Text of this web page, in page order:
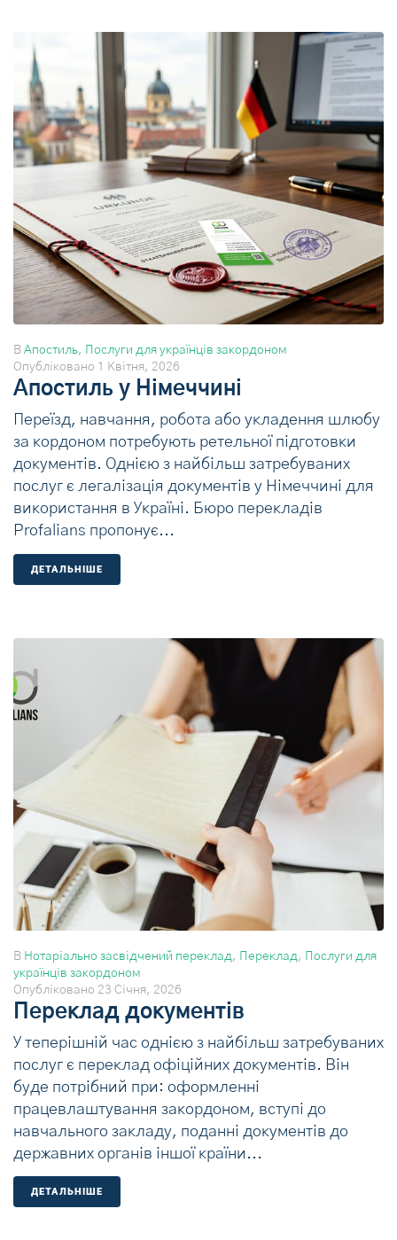
В Апостиль, Послуги для українців закордоном
Опубліковано 1 Квітня, 2026
Апостиль у Німеччині
Переїзд, навчання, робота або укладення шлюбу
за кордоном потребують ретельної підготовки
документів. Однією з найбільш затребуваних
послуг є легалізація документів у Німеччині для
використання в Україні. Бюро перекладів
Profalians пропонує...
ДЕТАЛЬНIШЕ
В Нотаріально засвідчений переклад , Переклад , Послуги для
українців закордоном
Опубліковано 23 Січня, 2026
Переклад документів
У теперішній час однією з найбільш затребуваних
послуг є переклад офіційних документів. Він
буде потрібний при: оформленні
працевлаштування закордоном, вступі до
навчального закладу, поданні документів до
державних органів іншої країни...
ДЕТАЛЬНIШЕ